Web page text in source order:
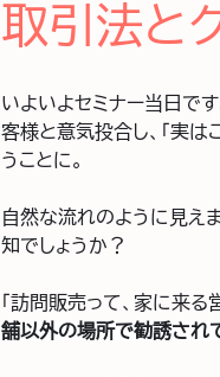
取引法と
いよいよセミナー当日で
客様と意気投合し、「実
うことに。
自然な流れのように見えま
知でしょうか？
「訪問販売って、家に来
舗以外の場所で勧誘され